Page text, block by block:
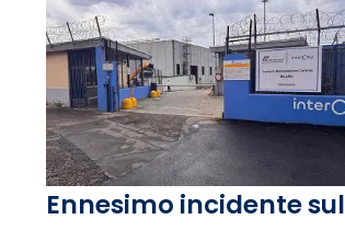
Ennesimo incidente sul